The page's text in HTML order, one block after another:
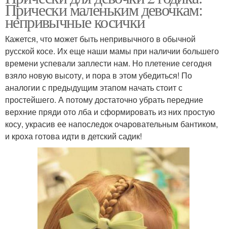
Прически маленьким девочкам:
непривычные косички
Кажется, что может быть непривычного в обычной
русской косе. Их еще наши мамы при наличии большего
времени успевали заплести нам. Но плетение сегодня
взяло новую высоту, и пора в этом убедиться! По
аналогии с предыдущим этапом начать стоит с
простейшего. А потому достаточно убрать передние
верхние пряди ото лба и сформировать из них простую
косу, украсив ее напоследок очаровательным бантиком,
и кроха готова идти в детский садик!